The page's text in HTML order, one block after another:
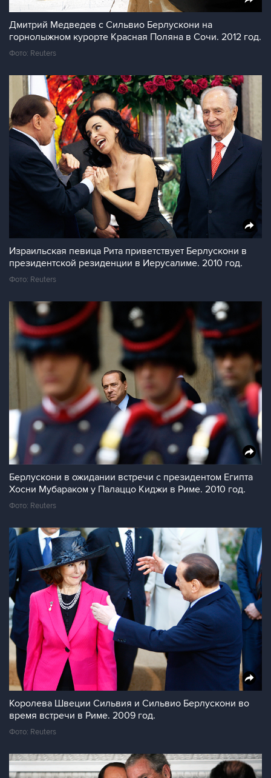
Дмитрий Медведев с Сильвио Берлускони на
горнолыжном курорте Красная Поляна в Сочи. 2012 год.
Фото: Reuters
Израильская певица Рита приветствует Берлускони в
президентской резиденции в Иерусалиме. 2010 год.
Фото: Reuters
Берлускони в ожидании встречи с президентом Египта
Хосни Мубараком у Палаццо Киджи в Риме. 2010 год.
Фото: Reuters
Королева Швеции Сильвия и Сильвио Берлускони во
время встречи в Риме. 2009 год.
Фото: Reuters